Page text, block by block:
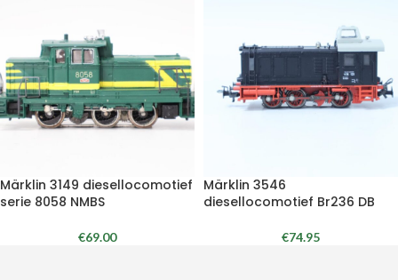
Märklin 3149 diesellocomotief
serie 8058 NMBS
€69.00
Märklin 3546
diesellocomotief Br236 DB
€74.95